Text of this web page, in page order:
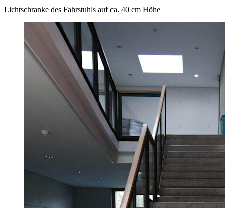
Lichtschranke des Fahrstuhls auf ca. 40 cm Höhe